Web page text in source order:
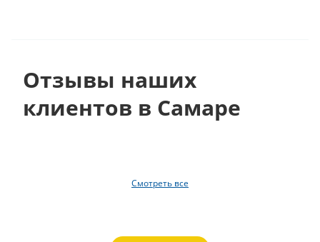
Отзывы наших
клиентов в Самаре
Смотреть все